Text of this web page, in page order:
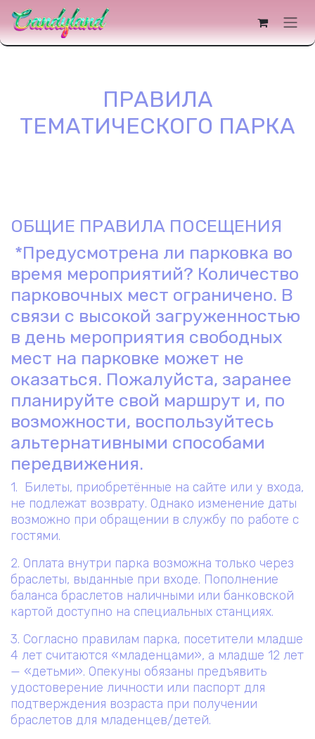
ПРАВИЛА
ТЕМАТИЧЕСКОГО ПАРКА
ОБЩИЕ ПРАВИЛА ПОСЕЩЕНИЯ
*Предусмотрена ли парковка во
время мероприятий? Количество
парковочных мест ограничено. В
связи с высокой загруженностью
в день мероприятия свободных
мест на парковке может не
оказаться. Пожалуйста, заранее
планируйте свой маршрут и, по
возможности, воспользуйтесь
альтернативными способами
передвижения.
1. Билеты, приобретённые на сайте или у входа,
не подлежат возврату. Однако изменение даты
возможно при обращении в службу по работе с
гостями.
2. Оплата внутри парка возможна только через
браслеты, выданные при входе. Пополнение
баланса браслетов наличными или банковской
картой доступно на специальных станциях.
3. Согласно правилам парка, посетители младше
4 лет считаются «младенцами», а младше 12 лет
— «детьми». Опекуны обязаны предъявить
удостоверение личности или паспорт для
подтверждения возраста при получении
браслетов для младенцев/детей.